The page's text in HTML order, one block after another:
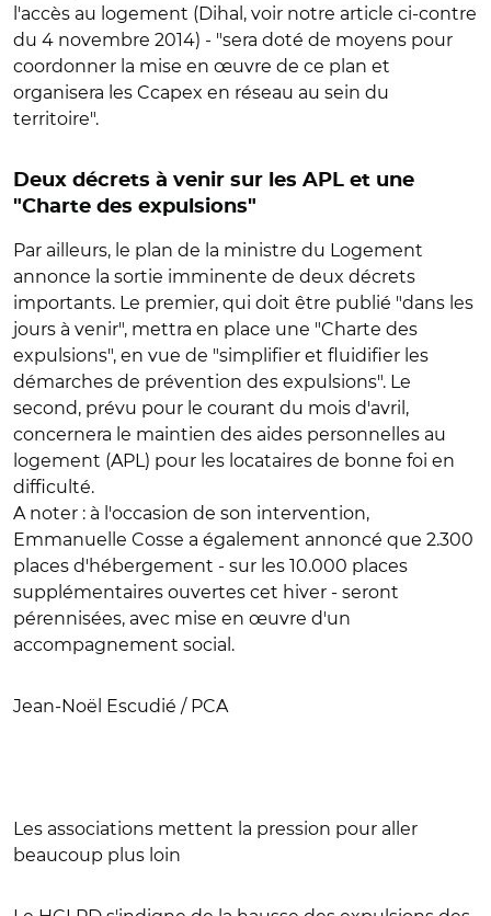
l'accès au logement (Dihal, voir notre article ci-contre
du 4 novembre 2014) - "sera doté de moyens pour
coordonner la mise en œuvre de ce plan et
organisera les Ccapex en réseau au sein du
territoire".
Deux décrets à venir sur les APL et une
"Charte des expulsions"
Par ailleurs, le plan de la ministre du Logement
annonce la sortie imminente de deux décrets
importants. Le premier, qui doit être publié "dans les
jours à venir", mettra en place une "Charte des
expulsions", en vue de "simplifier et fluidifier les
démarches de prévention des expulsions". Le
second, prévu pour le courant du mois d'avril,
concernera le maintien des aides personnelles au
logement (APL) pour les locataires de bonne foi en
difficulté.
A noter : à l'occasion de son intervention,
Emmanuelle Cosse a également annoncé que 2.300
places d'hébergement - sur les 10.000 places
supplémentaires ouvertes cet hiver - seront
pérennisées, avec mise en œuvre d'un
accompagnement social.
Jean-Noël Escudié / PCA
Les associations mettent la pression pour aller
beaucoup plus loin